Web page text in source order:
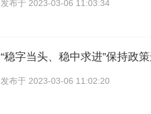
发布于 2023-03-06 11:03:34
“稳字当头、稳中求进”保持政
发布于 2023-03-06 11:02:20